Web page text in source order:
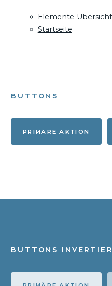
Elemente-Übersicht
Startseite
BUTTONS
PRIMÄRE AKTION
BUTTONS